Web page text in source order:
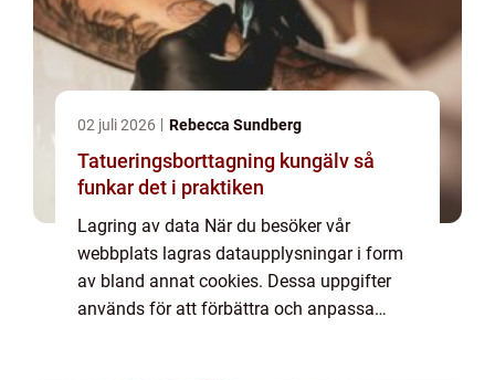
02 juli 2026 Rebecca Sundberg
Tatueringsborttagning kungälv så
funkar det i praktiken
Lagring av data När du besöker vår
webbplats lagras dataupplysningar i form
av bland annat cookies. Dessa uppgifter
används för att förbättra och anpassa